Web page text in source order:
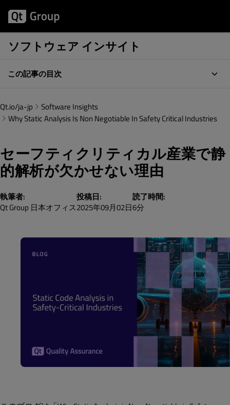
ソフトウェア インサイト
この記事の目次
Qt.io/ja-jp
Software Insights
Why Static Analysis Is Non Negotiable In Safety Critical Industries
セーフティクリティカル産業で静
的解析が欠かせない理由
執筆者:
Qt Group 日本オフィス
投稿日:
2025年09月02日
読了時間:
6分